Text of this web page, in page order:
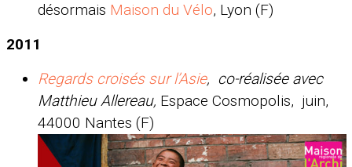
désormais Maison du Vélo, Lyon (F)
2011
Regards croisés sur l’Asie, co-réalisée avec
Matthieu Allereau, Espace Cosmopolis, juin,
44000 Nantes (F)